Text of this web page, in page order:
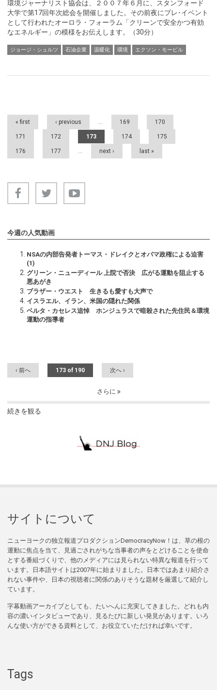
環境ジャーナリスト協会は、２００７年６月に、スタンフォード
大学で第17回年次総会を開催しました。その前夜にプレ･イベント
として行われたオーロラ・フォーラム「クリーンで安全かつ有効
なエネルギー」の模様をお伝えします。（30分）
ジョージ・シュルツ 石油企業 温暖化 環境 エクソン・モービル
Pages
« first ‹ previous … 169 170
171 172 173 174 175
176 177 … next › last »
今週の人気動画
NSAの内部告発者トーマス・ドレイクとオバマ政権による迫害
(1)
グリーン・ニューディール 上院で否決 広がる運動を阻止する
悪あがき
ブラザー・ウエスト 生きるも愛すも大声で
イスラエル、イラン、米国の隠れた関係
ベルタ・カセレス追悼 ホンジュラスで暗殺された先住民＆環境
運動の指導者
‹ 前へ 173 of 190 次へ ›
さらに
続きを観る
サイトについて
ニューヨークの独立報道プロダクションDemocracyNow！は、草の根の
運動に焦点を当て、見過ごされがちな当事者の声をとどけることを使命
とする番組づくりで、他のメディアには見られない特異な報道を行って
います。日本語サイトは2007年に始まりました。日本ではあまり紹介さ
れない事件や、日本の視聴者に関係のありそうな題材を厳選して紹介し
ています。
字幕動画アーカイブとしても、たいへんに充実してきました。どれも内
容の濃いインタビューであり、見るたびに新しい発見があります。いろ
んな使い方ができる資料として、お役立ていただければ幸いです。
Tags